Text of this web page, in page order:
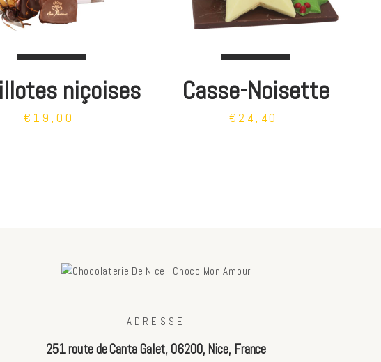
niçoises
€19,00
Casse-Noisette
€24,40
ADRESSE
251 route de Canta Galet, 06200, Nice, France